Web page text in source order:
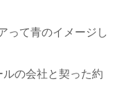
って青のイメージし
の会社と契った約